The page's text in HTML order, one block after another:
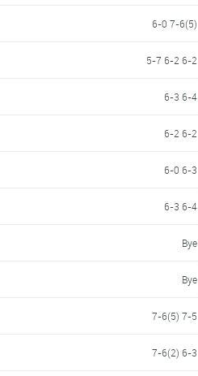
6-0 7-6(5)
5-7 6-2 6-2
6-3 6-4
6-2 6-2
6-0 6-3
6-3 6-4
Bye
Bye
7-6(5) 7-5
7-6(2) 6-3